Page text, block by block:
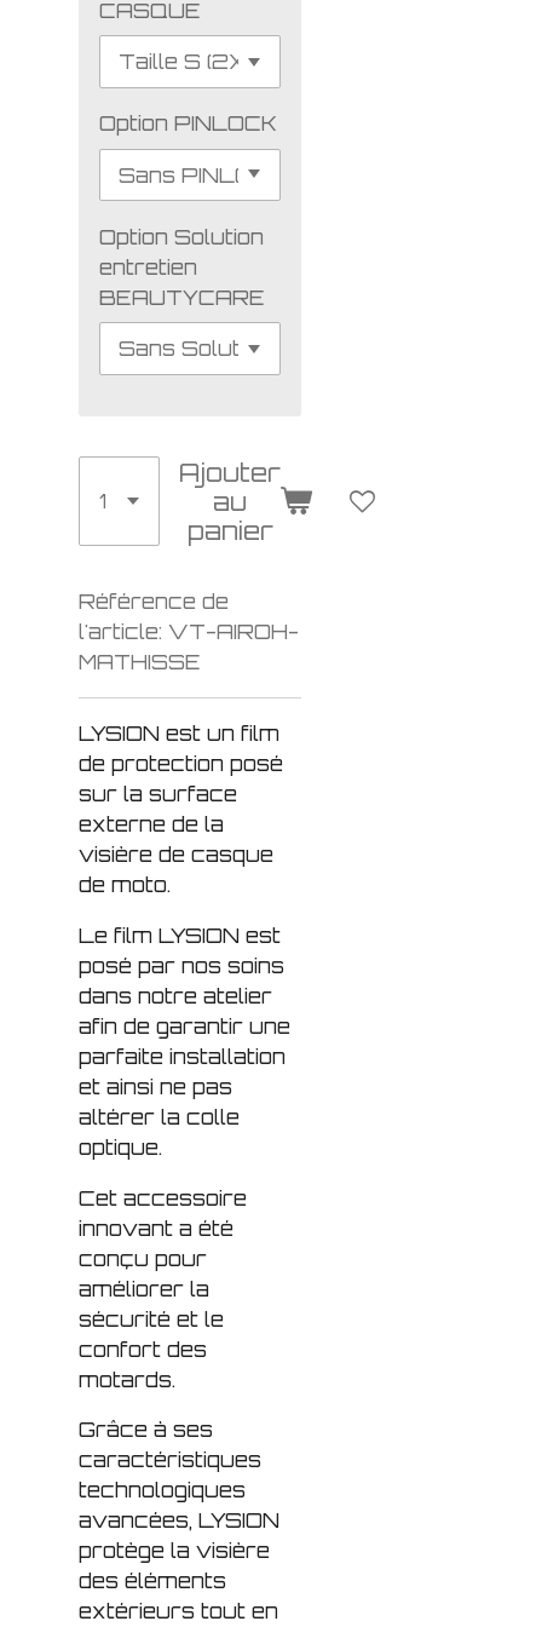
CASQUE
Option PINLOCK
Option Solution
entretien
BEAUTYCARE
Ajouter
au
panier
Référence de
l'article: VT-AIROH-
MATHISSE
LYSION est un film
de protection posé
sur la surface
externe de la
visière de casque
de moto.
Le film LYSION est
posé par nos soins
dans notre atelier
afin de garantir une
parfaite installation
et ainsi ne pas
altérer la colle
optique.
Cet accessoire
innovant a été
conçu pour
améliorer la
sécurité et le
confort des
motards.
Grâce à ses
caractéristiques
technologiques
avancées, LYSION
protège la visière
des éléments
extérieurs tout en